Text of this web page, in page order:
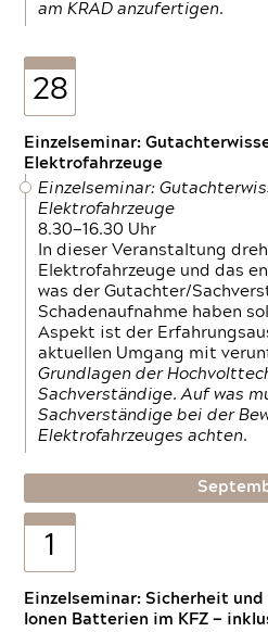
am KRAD anzufertigen.
28
Einzelseminar:
Elektrofahrzeuge
Einzelseminar:
Elektrofahrzeuge
8.30—16.30 Uhr
In dieser Veranstaltung
Elektrofahrzeuge und das
was der Gutachter/
Schadenaufnahme haben
Aspekt ist der
aktuellen Umgang mit
Grundlagen der
Sachverständige. Auf was
Sachverständige bei der
Elektrofahrzeuges achten.
1
Einzelseminar: Sicherheit
Ionen Batterien im KFZ —